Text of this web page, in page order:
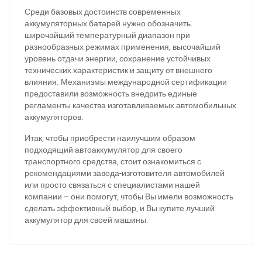
Среди базовых достоинств современных
аккумуляторных батарей нужно обозначить:
широчайший температурный диапазон при
разнообразных режимах применения, высочайший
уровень отдачи энергии, сохранение устойчивых
технических характеристик и защиту от внешнего
влияния. Механизмы международной сертификации
предоставили возможность внедрить единые
регламенты качества изготавливаемых автомобильных
аккумуляторов.
Итак, чтобы приобрести наилучшим образом
подходящий автоаккумулятор для своего
транспортного средства, стоит ознакомиться с
рекомендациями завода-изготовителя автомобилей
или просто связаться с специалистами нашей
компании – они помогут, чтобы Вы имели возможность
сделать эффективный выбор, и Вы купите лучший
аккумулятор для своей машины.
За відсутності звязку - дзвоніть, пишіть у Viber / Telegram
(093) 600-51-11
Написати в Viber Написати в Telegram